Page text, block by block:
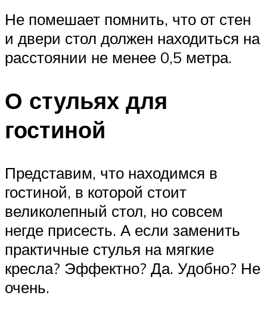
Не помешает помнить, что от стен
и двери стол должен находиться на
расстоянии не менее 0,5 метра.
О стульях для
гостиной
Представим, что находимся в
гостиной, в которой стоит
великолепный стол, но совсем
негде присесть. А если заменить
практичные стулья на мягкие
кресла? Эффектно? Да. Удобно? Не
очень.